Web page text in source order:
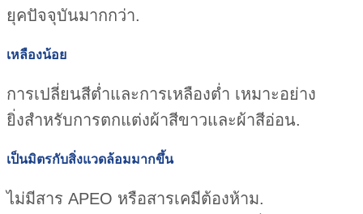
ยุคปัจจุบันมากกว่า.
เหลืองน้อย
การเปลี่ยนสีต่ำและการเหลืองต่ำ เหมาะอย่าง
ยิ่งสำหรับการตกแต่งผ้าสีขาวและผ้าสีอ่อน.
เป็นมิตรกับสิ่งแวดล้อมมากขึ้น
ไม่มีสาร APEO หรือสารเคมีต้องห้าม.